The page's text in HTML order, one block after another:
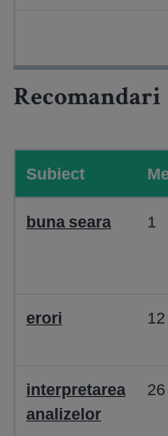
Recomandari
Subiect
buna seara 1
erori 12
interpretarea
analizelor
26